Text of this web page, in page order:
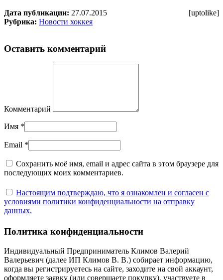
Дата публикации: 27.07.2015
Рубрика: Новости хоккея
[uptolike]
Оставить комментарий
Комментарий
Имя *
Email *
Сохранить моё имя, email и адрес сайта в этом браузере для
последующих моих комментариев.
Настоящим подтверждаю, что я ознакомлен и согласен с
условиями политики конфиденциальности на отправку
данных.
Политика конфиденциальности
Индивидуальный Предприниматель Климов Валерий
Валерьевич (далее ИП Климов В. В.) собирает информацию,
когда вы регистрируетесь на сайте, заходите на свой аккаунт,
оформляете заявку (или совершаете покупку), участвуете в